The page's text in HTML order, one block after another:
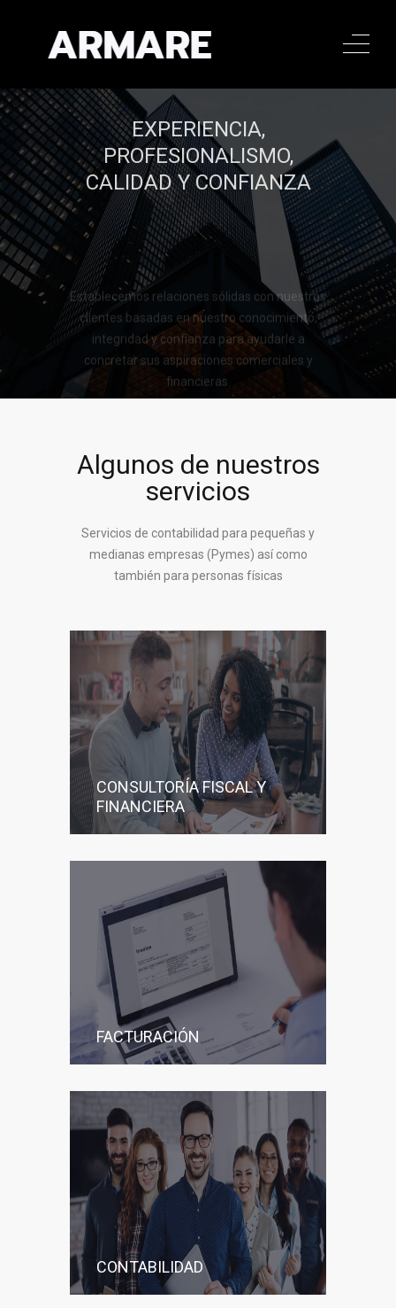
Llamar al 322 779 9188
CONTACTAR
EXPERIENCIA,
PROFESIONALISMO,
CALIDAD Y CONFIANZA
Establecemos relaciones sólidas con nuestros
clientes basadas en nuestro conocimiento,
integridad y confianza para ayudarle a
concretar sus aspiraciones comerciales y
financieras.
Llamar al 322 779 9188
CONTACTAR
Algunos de nuestros
servicios
Servicios de contabilidad para pequeñas y
medianas empresas (Pymes) así como
también para personas físicas
CONSULTORÍA FISCAL Y
FINANCIERA
FACTURACIÓN
CONTABILIDAD